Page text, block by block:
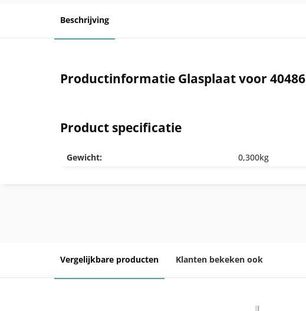
Beschrijving
Productinformatie Glasplaat voor 40486
Product specificatie
Gewicht: 0,300kg
Vergelijkbare producten Klanten bekeken ook